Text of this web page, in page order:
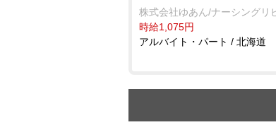
株式会社ゆあん/ナーシングリ
時給1,075円
アルバイト・パート / 北海道